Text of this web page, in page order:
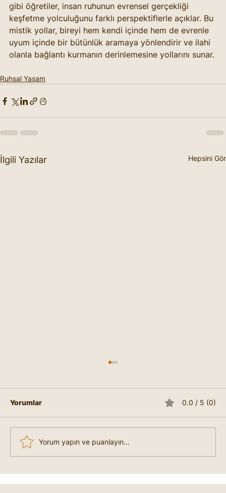
gibi öğretiler, insan ruhunun evrensel gerçekliği
keşfetme yolculuğunu farklı perspektiflerle açıklar. Bu
mistik yollar, bireyi hem kendi içinde hem de evrenle
uyum içinde bir bütünlük aramaya yönlendirir ve ilahi
olanla bağlantı kurmanın derinlemesine yollarını sunar.
Ruhsal Yaşam
İlgili Yazılar Hepsini Gör
Yorumlar 0.0 / 5 (0)
Yorum yapın ve puanlayın...